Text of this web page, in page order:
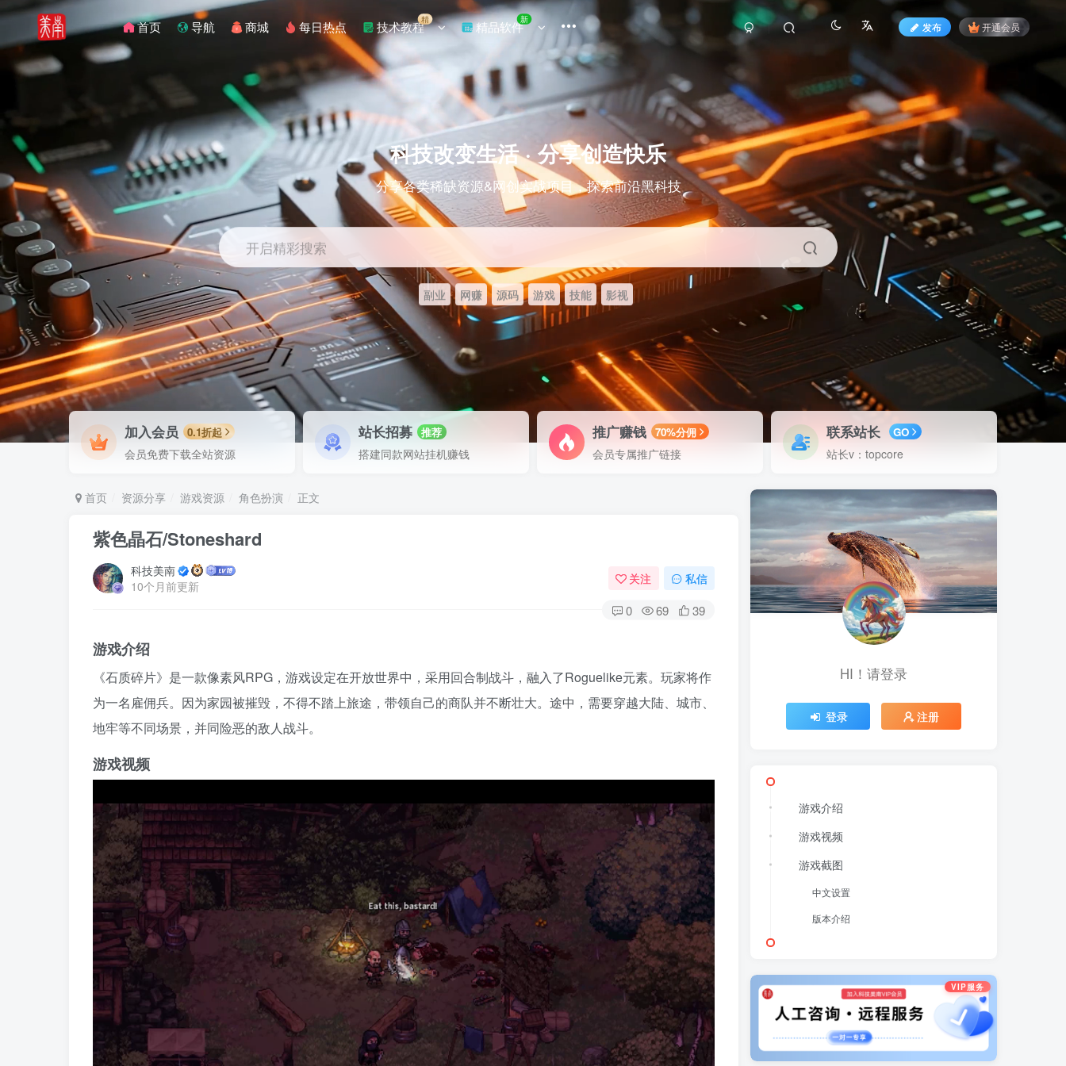
首页 导航 商城 每日热点 技术教程精 精品软件新
发布 开通会员
科技改变生活 · 分享创造快乐
分享各类稀缺资源&网创实战项目，探索前沿黑科技
开启精彩搜索
副业 网赚 源码 游戏 技能 影视
加入会员 0.1折起
会员免费下载全站资源
站长招募 推荐
搭建同款网站挂机赚钱
推广赚钱 70%分佣
会员专属推广链接
联系站长 GO
站长v：topcore
首页 资源分享 游戏资源 角色扮演 正文
紫色晶石/Stoneshard
科技美南
10个月前更新
关注 私信
0 69 39
游戏介绍
《石质碎片》是一款像素风RPG，游戏设定在开放世界中，采用回合制战斗，融入了Roguelike元素。玩家将作
为一名雇佣兵。因为家园被摧毁，不得不踏上旅途，带领自己的商队并不断壮大。途中，需要穿越大陆、城市、
地牢等不同场景，并同险恶的敌人战斗。
游戏视频
HI！请登录
登录 注册
游戏介绍
游戏视频
游戏截图
中文设置
版本介绍
VIP服务